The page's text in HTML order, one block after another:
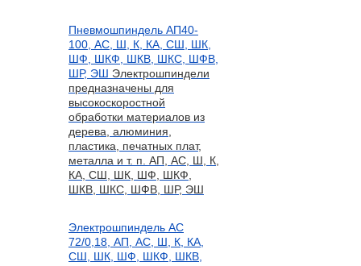
Пневмошпиндель АП40-
100, АС, Ш, К, КА, СШ, ШК,
ШФ, ШКФ, ШКВ, ШКС, ШФВ,
ШР, ЭШ Электрошпиндели
предназначены для
высокоскоростной
обработки материалов из
дерева, алюминия,
пластика, печатных плат,
металла и т. п. АП, АС, Ш, К,
КА, СШ, ШК, ШФ, ШКФ,
ШКВ, ШКС, ШФВ, ШР, ЭШ
Электрошпиндель АС
72/0,18, АП, АС, Ш, К, КА,
СШ, ШК, ШФ, ШКФ, ШКВ,